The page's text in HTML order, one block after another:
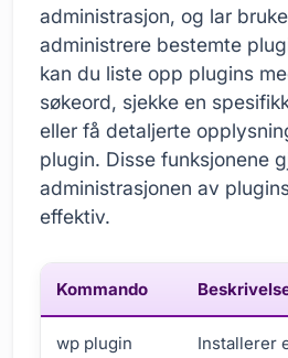
administrasjon, og lar
administrere bestemte
kan du liste opp plugins
søkeord, sjekke en
eller få detaljerte
plugin. Disse funksjonene
administrasjonen av
effektiv.
Kommando
wp plugin
Installerer